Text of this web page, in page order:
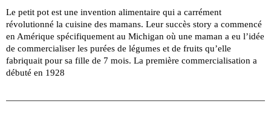
Le petit pot est une invention alimentaire qui a carrément
révolutionné la cuisine des mamans. Leur succès story a commencé
en Amérique spécifiquement au Michigan où une maman a eu l’idée
de commercialiser les purées de légumes et de fruits qu’elle
fabriquait pour sa fille de 7 mois. La première commercialisation a
débuté en 1928